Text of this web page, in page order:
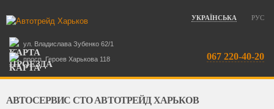
ул. Владислава Зубенко 62/1
просп. Героев Харькова 118
УКРАЇНСЬКА РУС
067 220-40-20
АВТОСЕРВИС СТО АВТОТРЕЙД ХАРЬКОВ